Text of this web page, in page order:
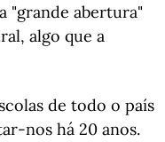
"grande abertura"
algo que a
de todo o país
nos há 20 anos.